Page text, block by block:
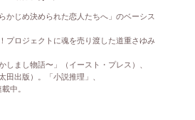
かじめ決められた恋人たちへ」のベーシス
プロジェクトに魂を売り渡した道重さゆみ
しまし物語〜」（イースト・プレス）、
田出版）。「小説推理」、
中。